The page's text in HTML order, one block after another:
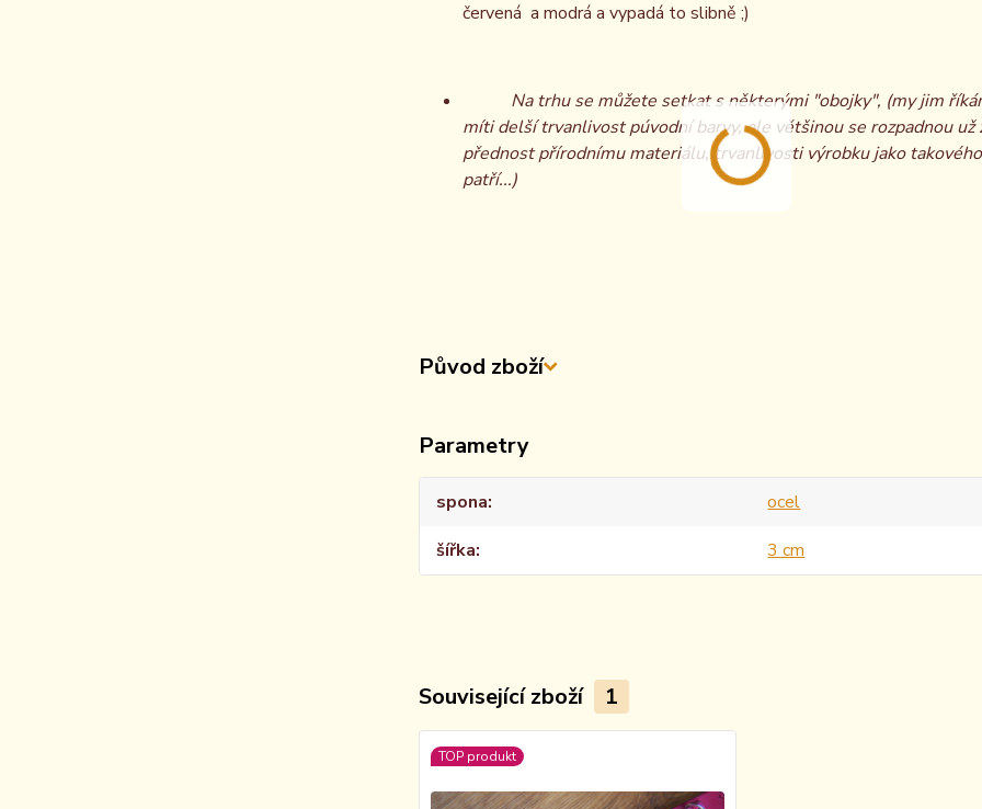
červená a modrá a vypadá to slibně ;)
Na trhu se můžete setkat s některými "obojky", (my jim
míti delší trvanlivost púvodní barvy, ale většinou se rozpadnou
přednost přírodnímu materiálu, trvanlivosti výrobku jako
patří...)
Původ zboží
Parametry
spona
ocel
šířka
3 cm
Související zboží 1
TOP produkt